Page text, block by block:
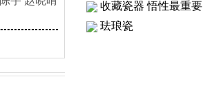
收藏瓷器 悟性最重要
珐琅瓷